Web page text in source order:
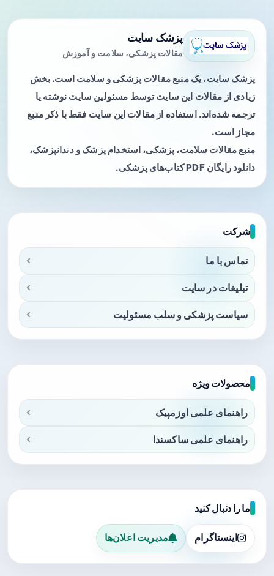
پزشک سایت
مقالات پزشکی، سلامت و آموزش
پزشک سایت، یک منبع مقالات پزشکی و سلامت است. بخش
زیادی از مقالات این سایت توسط مسئولین سایت نوشته یا
ترجمه شده‌اند. استفاده از مقالات این سایت فقط با ذکر منبع
مجاز است.
منبع مقالات سلامت، پزشکی، استخدام پزشک و دندانپزشک،
دانلود رایگان PDF کتاب‌های پزشکی.
شرکت
تماس با ما
تبلیغات در سایت
سیاست پزشکی و سلب مسئولیت
محصولات ویژه
راهنمای علمی اوزمپیک
راهنمای علمی ساکسندا
ما را دنبال کنید
اینستاگرام مدیریت اعلان‌ها